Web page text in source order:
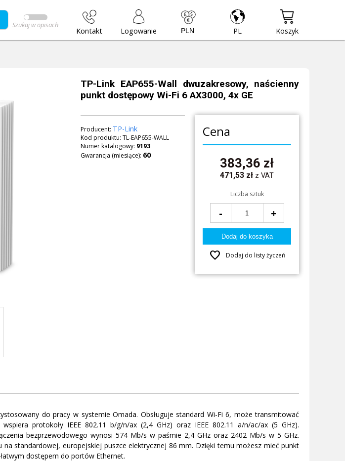
Szukaj w opisach
Kontakt Logowanie PL Koszyk
TP-Link EAP655-Wall dwuzakresowy, naścienny
punkt dostępowy Wi-Fi 6 AX3000, 4x GE
Producent: TP-Link
Kod produktu:TL-EAP655-WALL
Numer katalogowy: 9193
Gwarancja (miesiące):
Cena
383,36 zł
471,53 zł z VAT
Liczba sztuk
- +
favorite Dodaj do listy życzeń
do pracy w systemie Omada. Obsługuje standard Wi-Fi 6, może transmitować
protokoły IEEE 802.11 b/g/n/ax (2,4 GHz) oraz IEEE 802.11 a/n/ac/ax (5 GHz).
bezprzewodowego wynosi 574 Mb/s w paśmie 2,4 GHz oraz 2402 Mb/s w 5 GHz.
standardowej, europejskiej puszce elektrycznej 86 mm. Dzięki temu możesz mieć punkt
dostępem do portów Ethernet.